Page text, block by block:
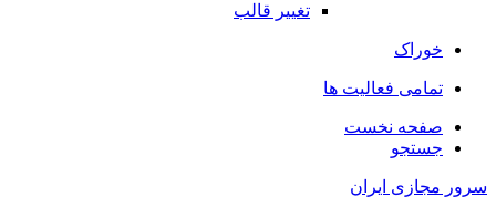
تغییر قالب
خوراک
تمامی فعالیت ها
صفحه نخست
جستجو
سرور مجازی ایران